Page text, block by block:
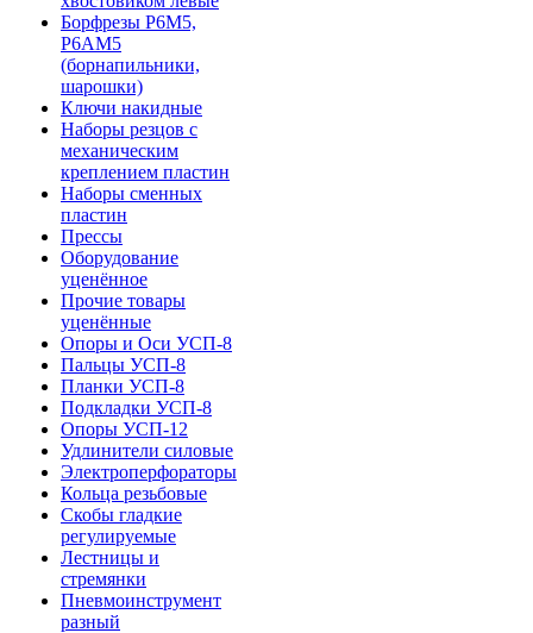
Борфрезы Р6М5,
Р6АМ5
(борнапильники,
шарошки)
Ключи накидные
Наборы резцов с
механическим
креплением пластин
Наборы сменных
пластин
Прессы
Оборудование
уценённое
Прочие товары
уценённые
Опоры и Оси УСП-8
Пальцы УСП-8
Планки УСП-8
Подкладки УСП-8
Опоры УСП-12
Удлинители силовые
Электроперфораторы
Кольца резьбовые
Скобы гладкие
регулируемые
Лестницы и
стремянки
Пневмоинструмент
разный